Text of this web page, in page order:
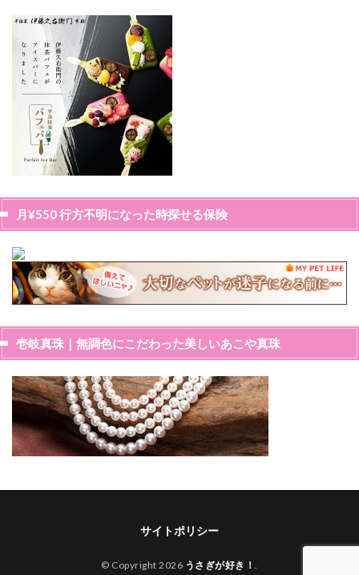
月¥550 行方不明になった時探せる保険
壱岐真珠｜無調色にこだわった美しいあこや真珠
サイトポリシー
© Copyright 2026 うさぎが好き！.